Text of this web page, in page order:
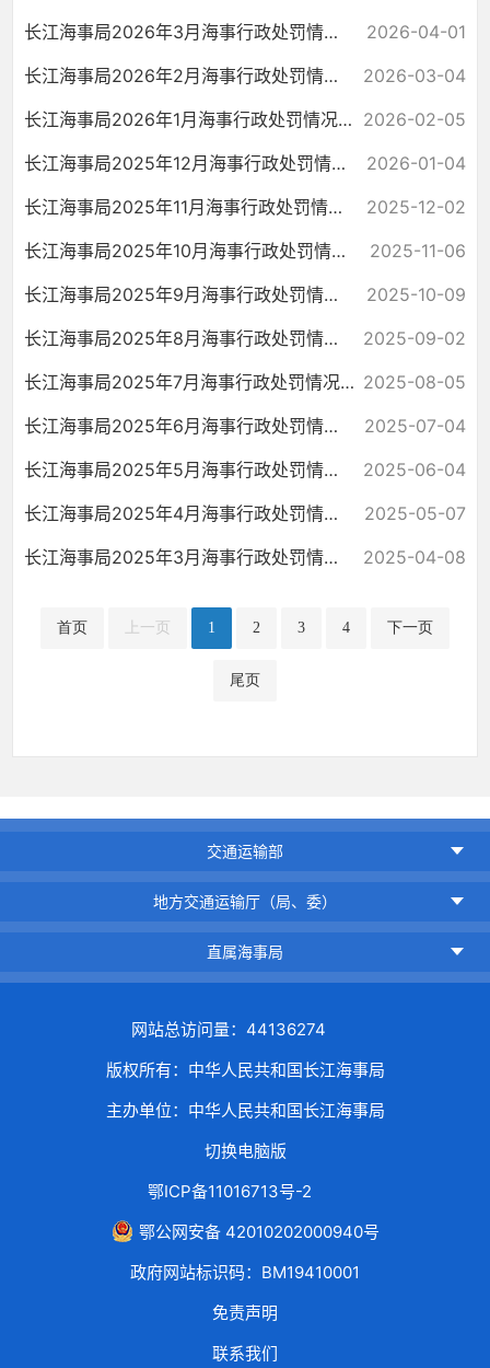
长江海事局2026年3月海事行政处罚情况统计
2026-04-01
长江海事局2026年2月海事行政处罚情况统计
2026-03-04
长江海事局2026年1月海事行政处罚情况统计 2026-02-05
长江海事局2025年12月海事行政处罚情况统计
2026-01-04
长江海事局2025年11月海事行政处罚情况统计
2025-12-02
长江海事局2025年10月海事行政处罚情况统计
2025-11-06
长江海事局2025年9月海事行政处罚情况统计
2025-10-09
长江海事局2025年8月海事行政处罚情况统计
2025-09-02
长江海事局2025年7月海事行政处罚情况统计 2025-08-05
长江海事局2025年6月海事行政处罚情况统计
2025-07-04
长江海事局2025年5月海事行政处罚情况统计
2025-06-04
长江海事局2025年4月海事行政处罚情况统计
2025-05-07
长江海事局2025年3月海事行政处罚情况统计
2025-04-08
首页 上一页 1 2 3 4 下一页
尾页
交通运输部
地方交通运输厅（局、委）
直属海事局
网站总访问量：44136274
版权所有：中华人民共和国长江海事局
主办单位：中华人民共和国长江海事局
切换电脑版
鄂ICP备11016713号-2
鄂公网安备 42010202000940号
政府网站标识码：BM19410001
免责声明
联系我们